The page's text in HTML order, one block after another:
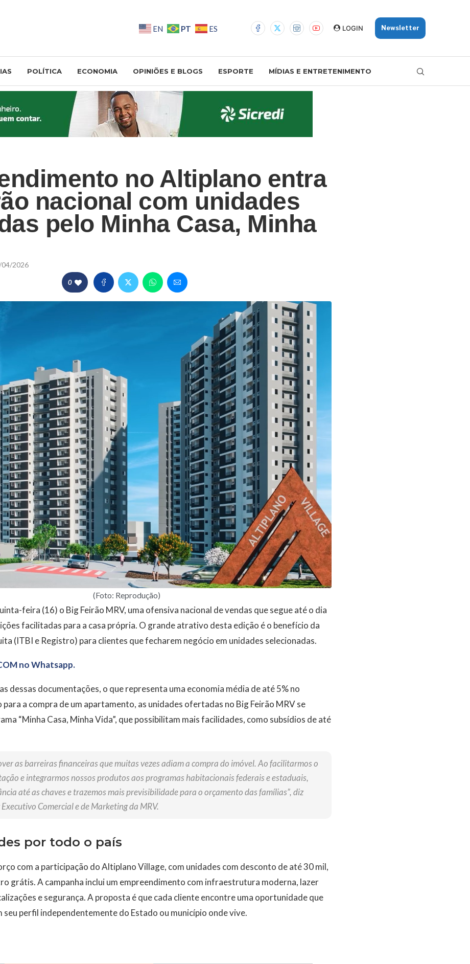
EN PT ES LOGIN Newsletter
POLÍTICA ECONOMIA OPINIÕES E BLOGS ESPORTE MÍDIAS E ENTRETENIMENTO
no Altiplano entra
nacional com unidades
pelo Minha Casa, Minha
04/2026
0
(Foto: Reprodução)
feira (16) o Big Feirão MRV, uma ofensiva nacional de vendas que segue até o dia
facilitadas para a casa própria. O grande atrativo desta edição é o benefício da
(ITBI e Registro) para clientes que fecharem negócio em unidades selecionadas.
no Whatsapp.
dessas documentações, o que representa uma economia média de até 5% no
a compra de um apartamento, as unidades ofertadas no Big Feirão MRV se
“Minha Casa, Minha Vida”, que possibilitam mais facilidades, como subsídios de até
as barreiras financeiras que muitas vezes adiam a compra do imóvel. Ao facilitarmos o
e integrarmos nossos produtos aos programas habitacionais federais e estaduais,
até as chaves e trazemos mais previsibilidade para o orçamento das famílias”, diz
Comercial e de Marketing da MRV.
por todo o país
com a participação do Altiplano Village, com unidades com desconto de até 30 mil,
grátis. A campanha inclui um empreendimento com infraestrutura moderna, lazer
e segurança. A proposta é que cada cliente encontre uma oportunidade que
seu perfil independentemente do Estado ou município onde vive.